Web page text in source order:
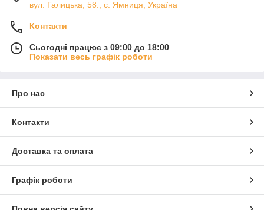
вул. Галицька, 58., с. Ямниця, Україна
Контакти
Сьогодні працює з 09:00 до 18:00
Показати весь графік роботи
Про нас
Контакти
Доставка та оплата
Графік роботи